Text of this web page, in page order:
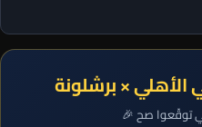
الأهلي × برشلونة
توقّعوا صح 🎉